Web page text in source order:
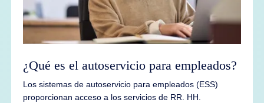
¿Qué es el autoservicio para empleados?
Los sistemas de autoservicio para empleados (ESS)
proporcionan acceso a los servicios de RR. HH.